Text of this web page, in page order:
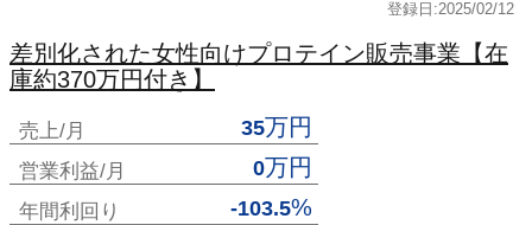
登録日:2025/02/12
差別化された女性向けプロテイン販売事業【在
庫約370万円付き】
売上/月 35万円
営業利益/月 0万円
年間利回り -103.5%